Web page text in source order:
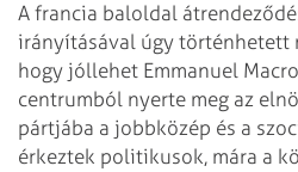
A francia baloldal
irányításával úgy történhetett
hogy jóllehet Emmanuel
centrumból nyerte meg az
pártjába a jobbközép és a
érkeztek politikusok, mára a